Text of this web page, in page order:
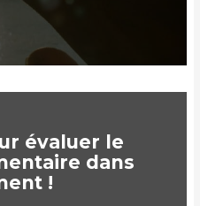
évaluer le
dans
!